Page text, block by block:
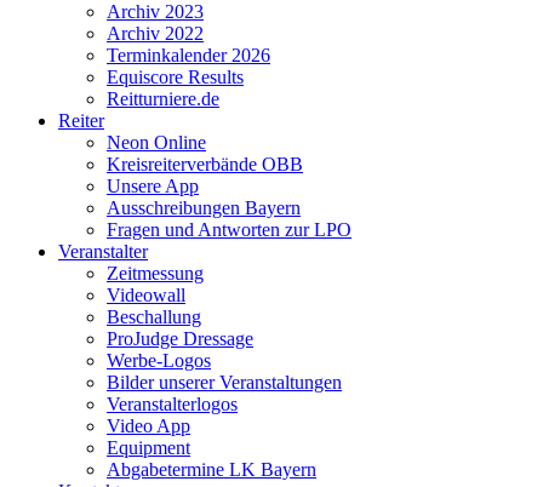
Archiv 2023
Archiv 2022
Terminkalender 2026
Equiscore Results
Reitturniere.de
Reiter
Neon Online
Kreisreiterverbände OBB
Unsere App
Ausschreibungen Bayern
Fragen und Antworten zur LPO
Veranstalter
Zeitmessung
Videowall
Beschallung
ProJudge Dressage
Werbe-Logos
Bilder unserer Veranstaltungen
Veranstalterlogos
Video App
Equipment
Abgabetermine LK Bayern